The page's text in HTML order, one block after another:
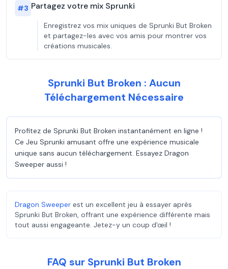
#3 Partagez votre mix Sprunki
Enregistrez vos mix uniques de Sprunki But Broken
et partagez-les avec vos amis pour montrer vos
créations musicales.
Sprunki But Broken : Aucun
Téléchargement Nécessaire
Profitez de Sprunki But Broken instantanément en ligne !
Ce Jeu Sprunki amusant offre une expérience musicale
unique sans aucun téléchargement. Essayez Dragon
Sweeper aussi !
Dragon Sweeper est un excellent jeu à essayer après
Sprunki But Broken, offrant une expérience différente mais
tout aussi engageante. Jetez-y un coup d'œil !
FAQ sur Sprunki But Broken